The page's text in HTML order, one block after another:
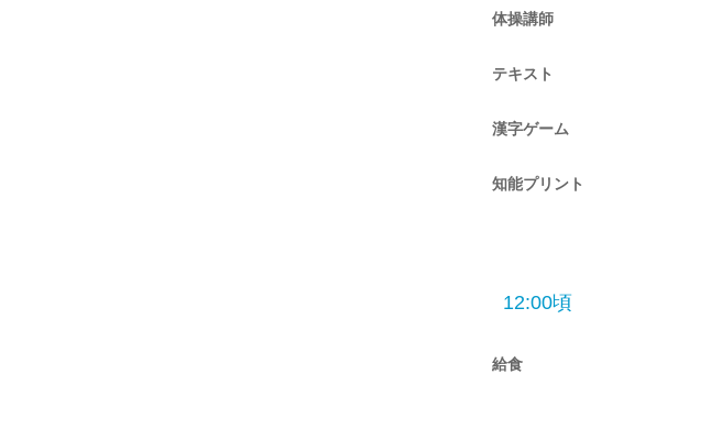
体操講師
テキスト
漢字ゲーム
知能プリント
12:00頃
給食